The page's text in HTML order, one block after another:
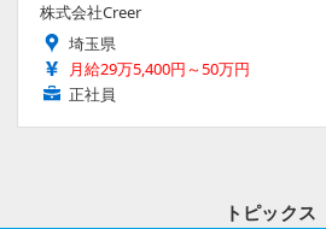
株式会社Creer
埼玉県
月給29万5,400円～50万円
正社員
トピックス